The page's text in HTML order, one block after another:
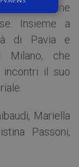
collaborazione
Insieme a
di Pavia e
Milano, che
il suo
Mariella
Passoni,